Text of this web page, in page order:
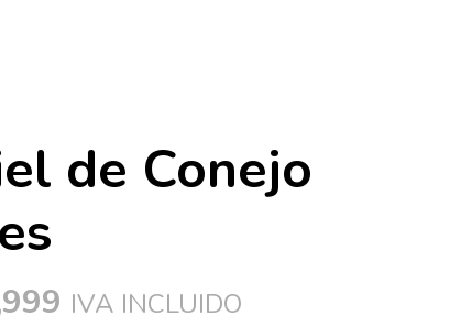
de Conejo
IVA INCLUIDO